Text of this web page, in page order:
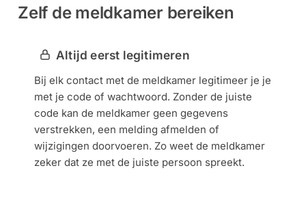
Zelf de meldkamer bereiken
Altijd eerst legitimeren
Bij elk contact met de meldkamer legitimeer je je
met je code of wachtwoord. Zonder de juiste
code kan de meldkamer geen gegevens
verstrekken, een melding afmelden of
wijzigingen doorvoeren. Zo weet de meldkamer
zeker dat ze met de juiste persoon spreekt.